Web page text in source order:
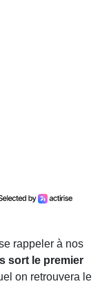
rappeler à nos
sort le premier
on retrouvera le